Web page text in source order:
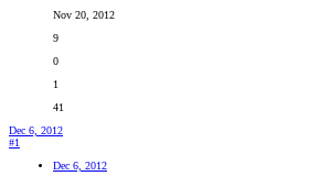
Nov 20, 2012
9
0
1
41
Dec 6, 2012
#1
Dec 6, 2012